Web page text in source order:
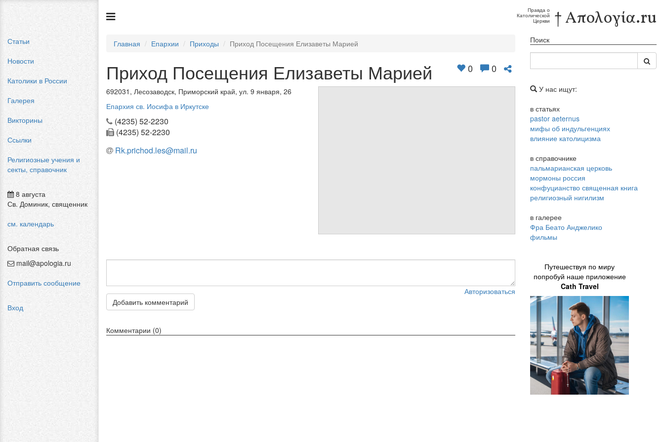
Статьи
Новости
Католики в России
Галерея
Викторины
Ссылки
Религиозные учения и
секты, справочник
8 августа
Св. Доминик, священник
см. календарь
Обратная связь
mail@apologia.ru
Отправить сообщение
Вход
Правда о
Католической
Церкви † Απολογία.ru
Главная Епархии Приходы Приход Посещения Елизаветы Марией
0 0
Приход Посещения Елизаветы Марией
692031, Лесозаводск, Приморский край, ул. 9 января, 26
Епархия св. Иосифа в Иркутске
(4235) 52-2230
(4235) 52-2230
Rk.prichod.les@mail.ru
Авторизоваться
Добавить комментарий
Комментарии (0)
Поиск
У нас ищут:
в статьях
pastor aeternus
мифы об индульгенциях
влияние католицизма
в справочнике
пальмарианская церковь
мормоны россия
конфуцианство священная книга
религиозный нигилизм
в галерее
Фра Беато Анджелико
фильмы
Путешествуя по миру
попробуй наше приложение
Cath Travel